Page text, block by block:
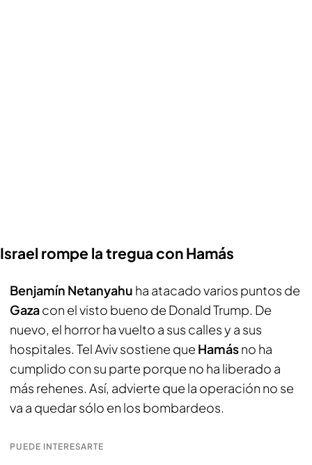
Israel rompe la tregua con Hamás
Benjamín Netanyahu ha atacado varios puntos de
Gazacon el visto bueno de Donald Trump. De
nuevo, el horror ha vuelto a sus calles y a sus
hospitales. Tel Aviv sostiene que Hamásno ha
cumplido con su parte porque no ha liberado a
más rehenes. Así, advierte que la operación no se
va a quedar sólo en los bombardeos.
PUEDE INTERESARTE